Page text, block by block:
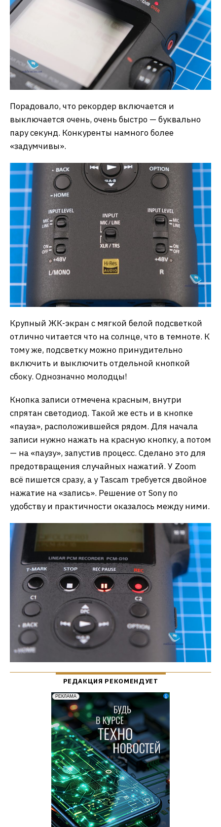
Порадовало, что рекордер включается и
выключается очень, очень быстро — буквально
пару секунд. Конкуренты намного более
«задумчивы».
Крупный ЖК-экран с мягкой белой подсветкой
отлично читается что на солнце, что в темноте. К
тому же, подсветку можно принудительно
включить и выключить отдельной кнопкой
сбоку. Однозначно молодцы!
Кнопка записи отмечена красным, внутри
спрятан светодиод. Такой же есть и в кнопке
«пауза», расположившейся рядом. Для начала
записи нужно нажать на красную кнопку, а потом
— на «паузу», запустив процесс. Сделано это для
предотвращения случайных нажатий. У Zoom
всё пишется сразу, а у Tascam требуется двойное
нажатие на «запись». Решение от Sony по
удобству и практичности оказалось между ними.